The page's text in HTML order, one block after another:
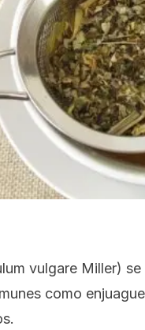
vulgare Miller) se
como